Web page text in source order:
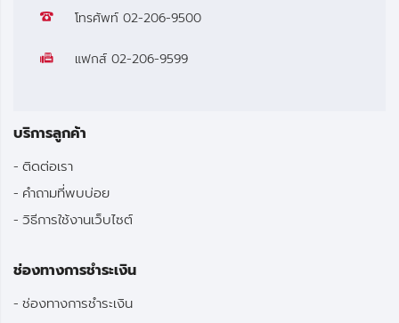
โทรศัพท์ 02-206-9500
แฟกส์ 02-206-9599
บริการลูกค้า
ติดต่อเรา
คำถามที่พบบ่อย
วิธีการใช้งานเว็บไซต์
ช่องทางการชำระเงิน
ช่องทางการชำระเงิน